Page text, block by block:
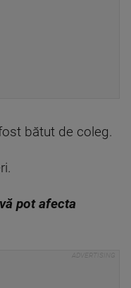
bătut de coleg.
pot afecta